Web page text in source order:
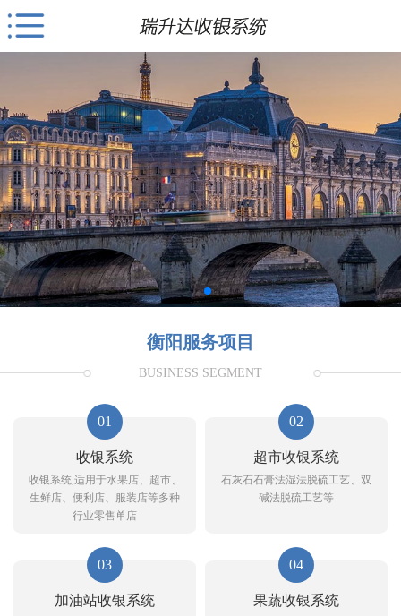
衡阳服务项目
BUSINESS SEGMENT
01
收银系统
收银系统,适用于水果店、超市、
生鲜店、便利店、服装店等多种
行业零售单店
02
超市收银系统
石灰石石膏法湿法脱硫工艺、双
碱法脱硫工艺等
03
加油站收银系统
04
果蔬收银系统